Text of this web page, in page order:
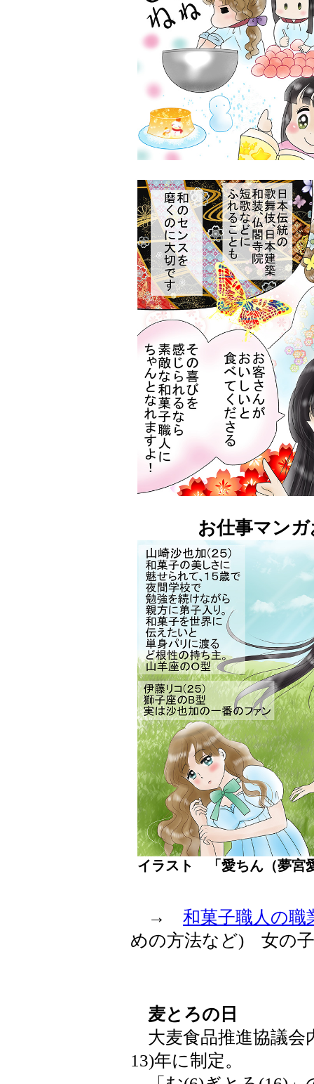
お仕事マン
イラスト 「愛ちん（夢
→ 和菓子職人の職
めの方法など) 女の
麦とろの日
大麦食品推進協議会
13)年に制定。